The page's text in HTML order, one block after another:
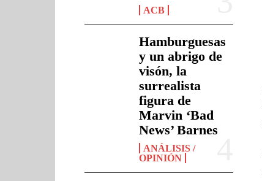
ACB
Hamburguesas
y un abrigo de
visón, la
surrealista
figura de
Marvin ‘Bad
News’ Barnes
ANÁLISIS /
OPINIÓN